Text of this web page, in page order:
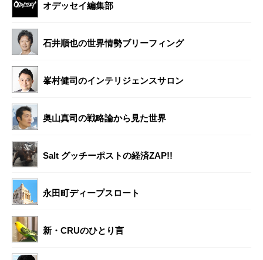
オデッセイ編集部
石井順也の世界情勢ブリーフィング
峯村健司のインテリジェンスサロン
奥山真司の戦略論から見た世界
Salt グッチーポストの経済ZAP!!
永田町ディープスロート
新・CRUのひとり言